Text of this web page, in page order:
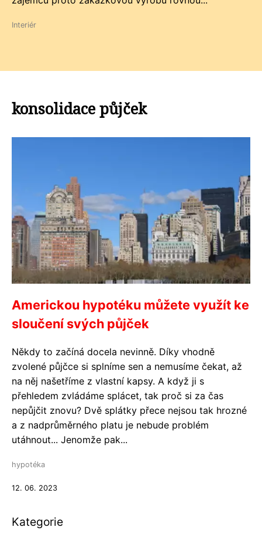
Interiér
konsolidace půjček
Americkou hypotéku můžete využít ke
sloučení svých půjček
Někdy to začíná docela nevinně. Díky vhodně
zvolené půjčce si splníme sen a nemusíme čekat, až
na něj našetříme z vlastní kapsy. A když ji s
přehledem zvládáme splácet, tak proč si za čas
nepůjčit znovu? Dvě splátky přece nejsou tak hrozné
a z nadprůměrného platu je nebude problém
utáhnout... Jenomže pak...
hypotéka
12. 06. 2023
Kategorie